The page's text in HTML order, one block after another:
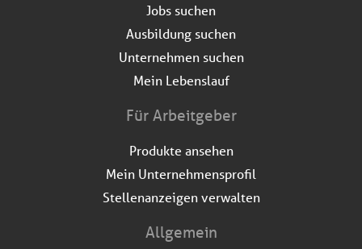
Jobs suchen
Ausbildung suchen
Unternehmen suchen
Mein Lebenslauf
Für Arbeitgeber
Produkte ansehen
Mein Unternehmensprofil
Stellenanzeigen verwalten
Allgemein